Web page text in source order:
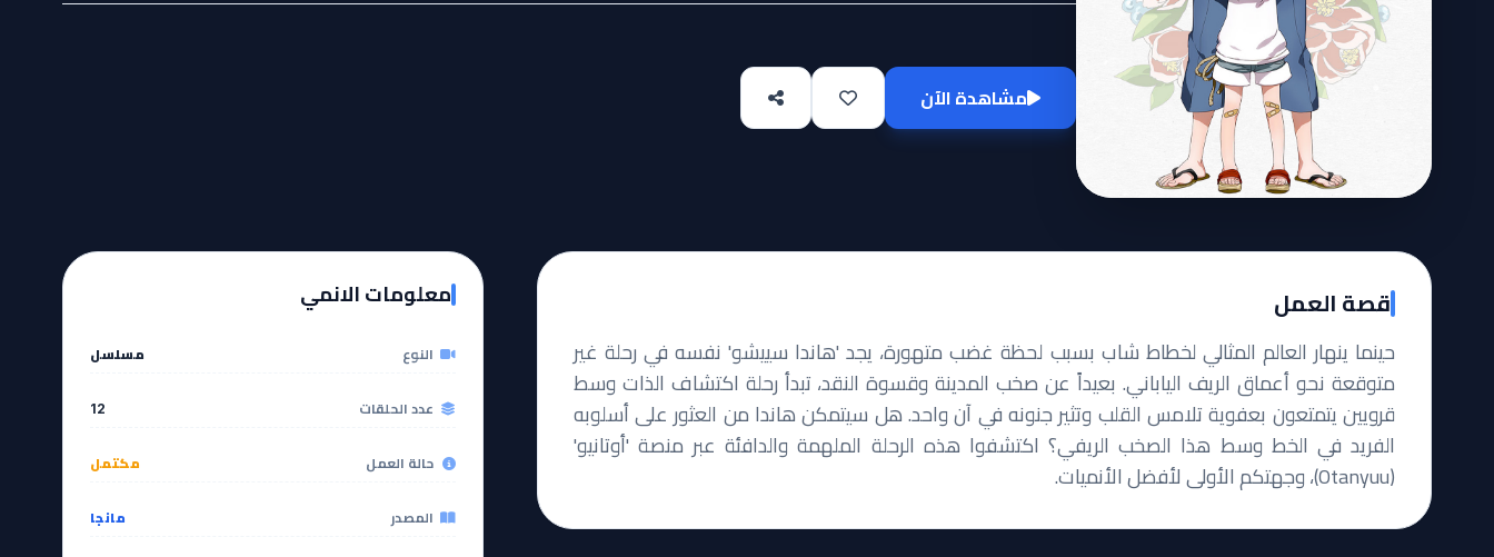
مشاهدة الآن
قصة العمل
حينما ينهار العالم المثالي لخطاط شاب بسبب لحظة غضب متهورة، يجد 'هاندا سييشو' نفسه في رحلة غير
متوقعة نحو أعماق الريف الياباني. بعيداً عن صخب المدينة وقسوة النقد، تبدأ رحلة اكتشاف الذات وسط
قرويين يتمتعون بعفوية تلامس القلب وتثير جنونه في آن واحد. هل سيتمكن هاندا من العثور على أسلوبه
الفريد في الخط وسط هذا الصخب الريفي؟ اكتشفوا هذه الرحلة الملهمة والدافئة عبر منصة 'أوتانيو'
(Otanyuu)، وجهتكم الأولى لأفضل الأنميات.
معلومات الانمي
النوع مسلسل
عدد الحلقات 12
حالة العمل مكتمل
المصدر مانجا